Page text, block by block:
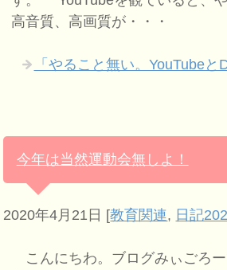
高音質、高画質が・・・
「やること無い。YouTubeと
今年は当然運動会無しよ！
2020年4月21日 [教育関連, 日記
こんにちわ。ブログみぃごろ